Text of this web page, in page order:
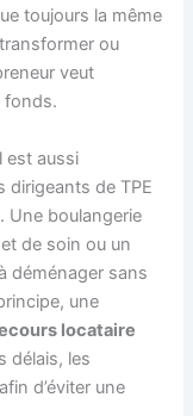
toujours la même
ou
veut
fonds.
est aussi
dirigeants de TPE
Une boulangerie
de soin ou un
déménager sans
une
locataire
délais, les
d’éviter une